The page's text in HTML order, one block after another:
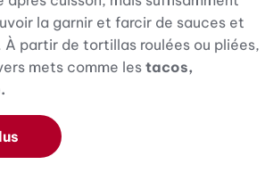
la garnir et farcir de sauces et
À partir de tortillas roulées ou pliées,
mets comme les tacos,